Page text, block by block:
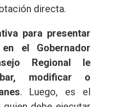
directa.
para presentar
el Gobernador
Regional le
modificar o
. Luego, es el